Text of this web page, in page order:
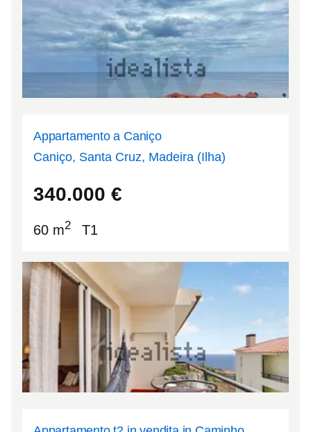
Appartamento a Caniço
Caniço, Santa Cruz, Madeira (Ilha)
340.000 €
60 m2 T1